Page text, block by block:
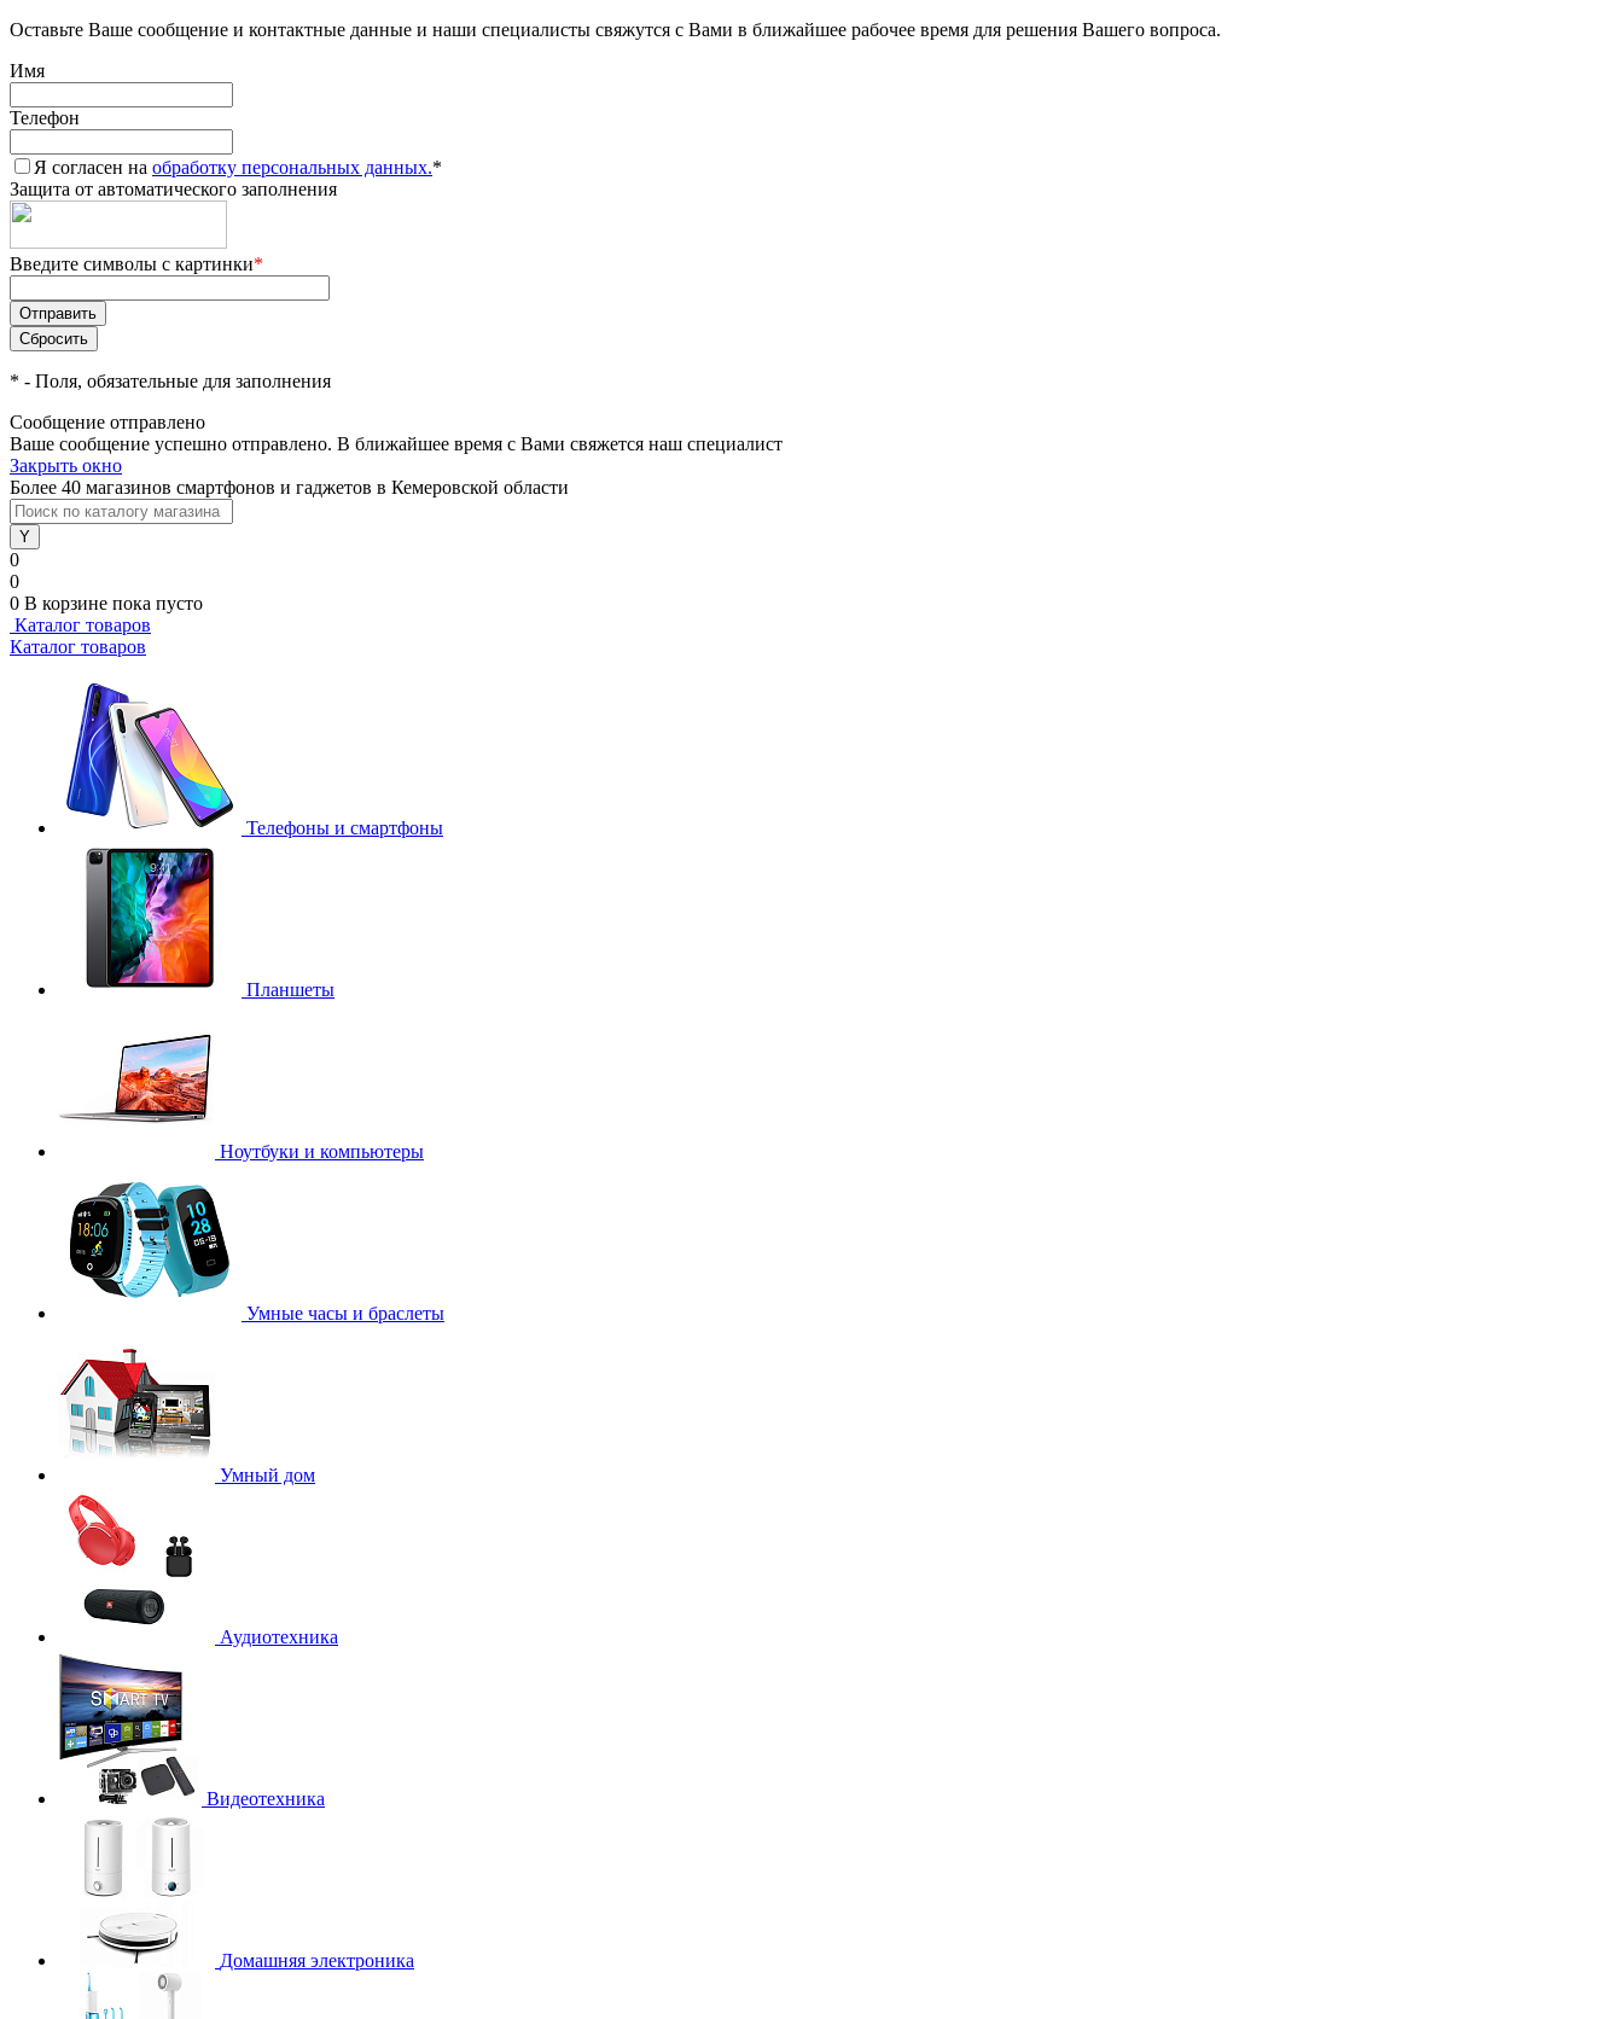
Оставьте Ваше сообщение и контактные данные и наши специалисты свяжутся с Вами в ближайшее рабочее время для решения Вашего вопроса.
Имя
Телефон
Я согласен на обработку персональных данных.*
Защита от автоматического заполнения
Введите символы с картинки*
* - Поля, обязательные для заполнения
Сообщение отправлено
Ваше сообщение успешно отправлено. В ближайшее время с Вами свяжется наш специалист
Закрыть окно
Более 40 магазинов смартфонов и гаджетов в Кемеровской области
0
0
0 В корзине пока пусто
Каталог товаров
Каталог товаров
Телефоны и смартфоны
Планшеты
Ноутбуки и компьютеры
Умные часы и браслеты
Умный дом
Аудиотехника
Видеотехника
Домашняя электроника